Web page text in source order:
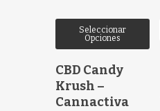
Seleccionar
Opciones
CBD Candy
Krush –
Cannactiva